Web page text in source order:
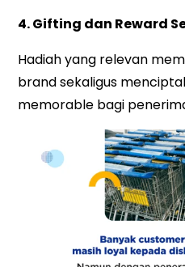
4. Gifting dan Reward
Hadiah yang relevan
brand sekaligus
memorable bagi